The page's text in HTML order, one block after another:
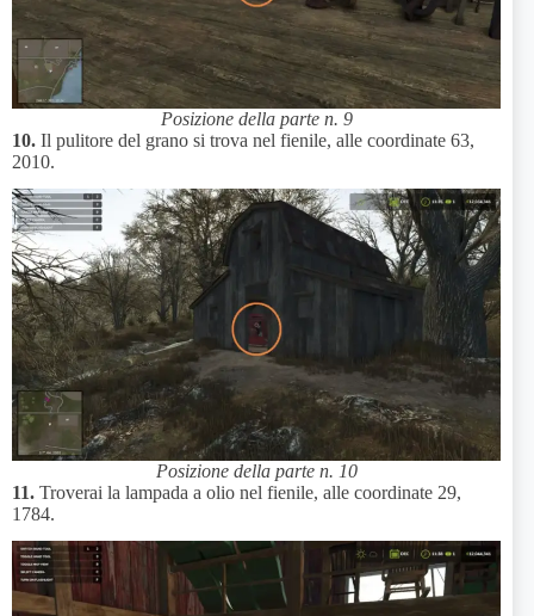
Posizione della parte n. 9
10. Il pulitore del grano si trova nel fienile, alle coordinate 63,
2010.
Posizione della parte n. 10
11. Troverai la lampada a olio nel fienile, alle coordinate 29,
1784.